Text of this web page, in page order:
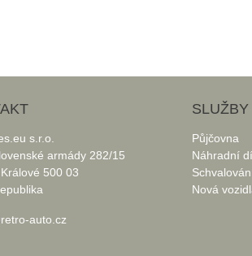
s.r.o.
armády 282/15
500 03
auto.cz
SLUŽBY
Půjčovna
Náhradní
Nová